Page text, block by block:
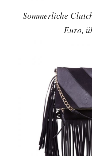
Sommerliche
Euro,